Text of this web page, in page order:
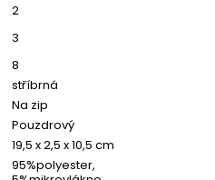
2
3
8
stříbrná
Na zip
Pouzdrový
19,5 x 2,5 x 10,5 cm
95%polyester,